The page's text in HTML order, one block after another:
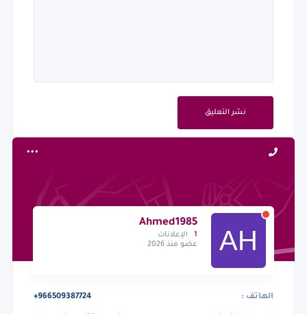
نشر التعليق
Ahmed1985
1
الإعلانات
عضو منذ 2026
الهاتف : +966509387724